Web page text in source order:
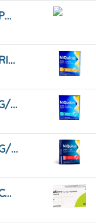
NIQUITIN 1,5 MG COMPRIMIDOS PARA CHUPAR SABOR MENTA, 20 COMPRIMIDOS
NIQUITIN 4 MG COMPRIMIDOS PARA CHUPAR SABOR MENTA, 60 COMPRIMIDOS
NIQUITIN CLEAR 14 MG/ 24 HORAS 7 PARCHES TRANSDÉRMICOS
NIQUITIN CLEAR 21 MG/24 H 14 PARCHES TRANSDÉRMICOS
NIQUITIN MINT 2 MG CHICLES MEDICAMENTOSOS, 30 CHICLES